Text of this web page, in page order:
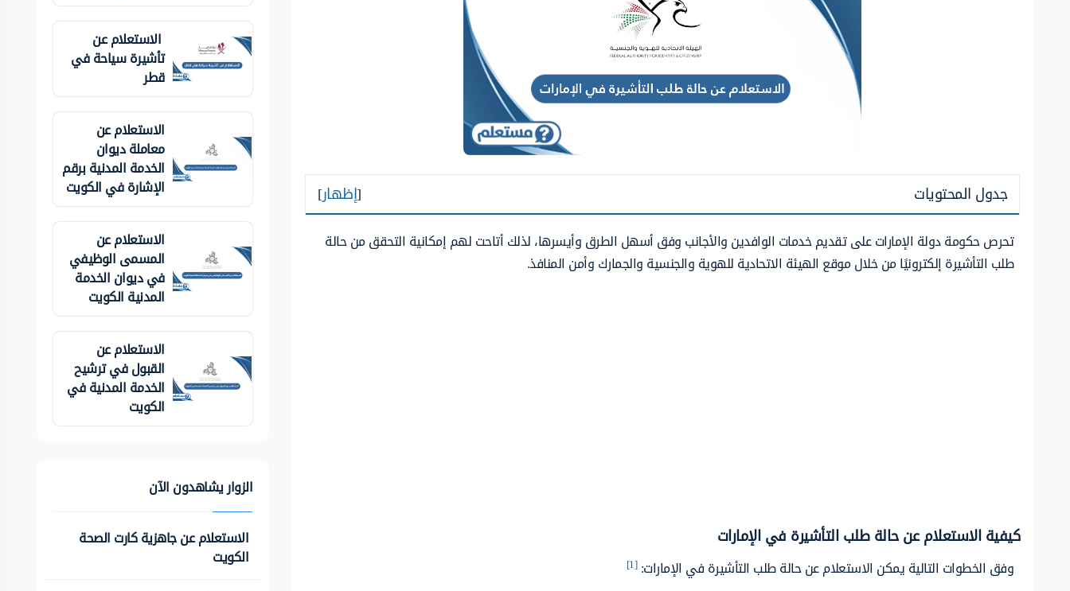
جدول المحتويات [إظهار]
تحرص حكومة دولة الإمارات على تقديم خدمات الوافدين والأجانب وفق أسهل الطرق وأيسرها، لذلك أتاحت لهم إمكانية التحقق من حالة
طلب التأشيرة إلكترونيًا من خلال موقع الهيئة الاتحادية للهوية والجنسية والجمارك وأمن المنافذ.
كيفية الاستعلام عن حالة طلب التأشيرة في الإمارات
وفق الخطوات التالية يمكن الاستعلام عن حالة طلب التأشيرة في الإمارات:[1]
الاستعلام عن
تأشيرة سياحة في
قطر
الاستعلام عن
معاملة ديوان
الخدمة المدنية برقم
الإشارة في الكويت
الاستعلام عن
المسمى الوظيفي
في ديوان الخدمة
المدنية الكويت
الاستعلام عن
القبول في ترشيح
الخدمة المدنية في
الكويت
الزوار يشاهدون الآن
الاستعلام عن جاهزية كارت الصحة
الكويت